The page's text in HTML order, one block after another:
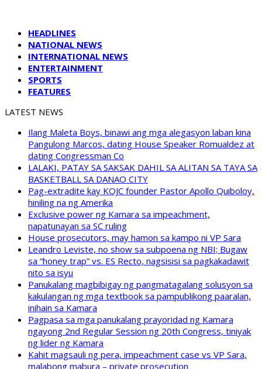
HEADLINES
NATIONAL NEWS
INTERNATIONAL NEWS
ENTERTAINMENT
SPORTS
FEATURES
LATEST NEWS
Ilang Maleta Boys, binawi ang mga alegasyon laban kina
Pangulong Marcos, dating House Speaker Romualdez at
dating Congressman Co
LALAKI, PATAY SA SAKSAK DAHIL SA ALITAN SA TAYA SA
BASKETBALL SA DANAO CITY
Pag-extradite kay KOJC founder Pastor Apollo Quiboloy,
hiniling na ng Amerika
Exclusive power ng Kamara sa impeachment,
napatunayan sa SC ruling
House prosecutors, may hamon sa kampo ni VP Sara
Leandro Leviste, no show sa subpoena ng NBI; Bugaw
sa “honey trap” vs. ES Recto, nagsisisi sa pagkakadawit
nito sa isyu
Panukalang magbibigay ng pangmatagalang solusyon sa
kakulangan ng mga textbook sa pampublikong paaralan,
inihain sa Kamara
Pagpasa sa mga panukalang prayoridad ng Kamara
ngayong 2nd Regular Session ng 20th Congress, tiniyak
ng lider ng Kamara
Kahit magsauli ng pera, impeachment case vs VP Sara,
malabong mabura – private prosecution